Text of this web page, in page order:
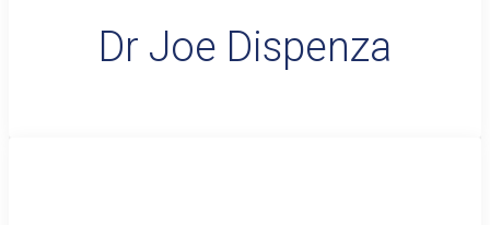
Dr Joe Dispenza